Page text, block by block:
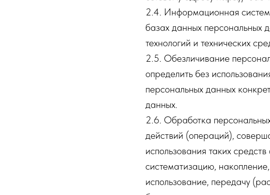
2.4. Информационная
базах данных персональных
технологий и технических
2.5. Обезличивание
определить без
персональных данных
данных.
2.6. Обработка
действий (операций),
использования таких
систематизацию,
использование, передачу